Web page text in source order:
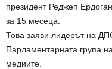
президент Реджеп
за 15 месеца.
Това заяви лидерът на
Парламентарната група
медиите.